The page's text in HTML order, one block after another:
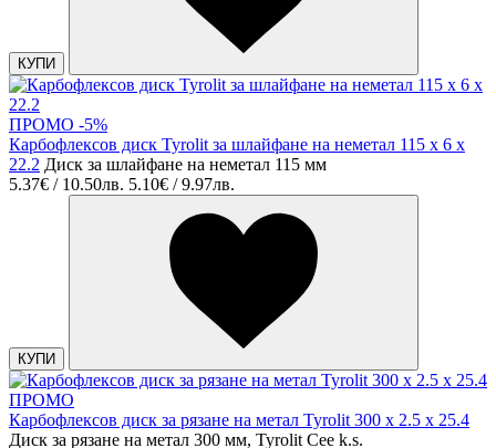
КУПИ
ПРОМО -5%
Карбофлексов диск Tyrolit за шлайфане на неметал 115 x 6 x
22.2 Диск за шлайфане на неметал 115 мм
5.37€ / 10.50лв. 5.10€ / 9.97лв.
КУПИ
ПРОМО
Карбофлексов диск за рязане на метал Tyrolit 300 x 2.5 x 25.4
Диск за рязане на метал 300 мм, Tyrolit Cee k.s.